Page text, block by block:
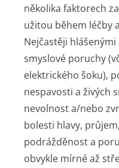
několika faktorech
užitou během léčby
Nejčastěji
smyslové poruchy
elektrického šoku),
nespavosti a živých
nevolnost a/nebo
bolesti hlavy,
podrážděnost a
obvykle mírné až